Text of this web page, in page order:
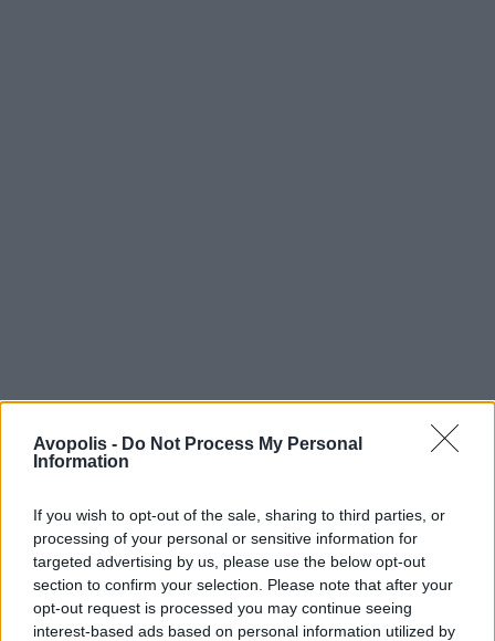
Avopolis - Do Not Process My Personal
Information
If you wish to opt-out of the sale, sharing to third parties, or
processing of your personal or sensitive information for
targeted advertising by us, please use the below opt-out
section to confirm your selection. Please note that after your
opt-out request is processed you may continue seeing
interest-based ads based on personal information utilized by